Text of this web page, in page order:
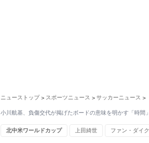
ニューストップ > スポーツニュース > サッカーニュース >
小川航基、負傷交代が掲げたボードの意味を明かす「時間」
北中米ワールドカップ 上田綺世 ファン・ダイク